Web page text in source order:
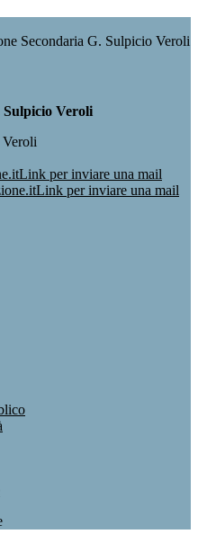
Secondaria G. Sulpicio Veroli
Veroli
Veroli
Link per inviare una mail
Link per inviare una mail